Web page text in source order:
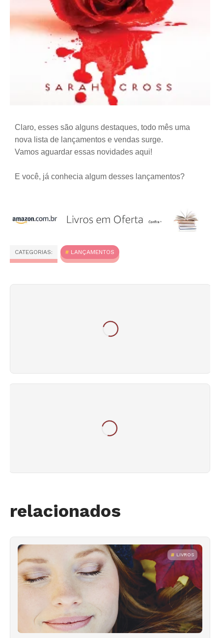
Claro, esses são alguns destaques, todo mês uma
nova lista de lançamentos e vendas surge.
Vamos aguardar essas novidades aqui!
E você, já conhecia algum desses lançamentos?
CATEGORIAS: LANÇAMENTOS
relacionados
LIVROS